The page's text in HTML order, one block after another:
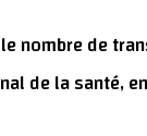
nombre de
de la santé,